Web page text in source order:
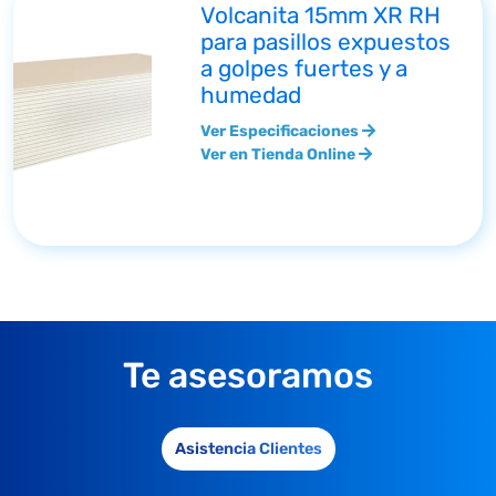
Volcanita 15mm XR RH
para pasillos expuestos
a golpes fuertes y a
humedad
Ver Especificaciones
Ver en Tienda Online
Te asesoramos
Asistencia Clientes